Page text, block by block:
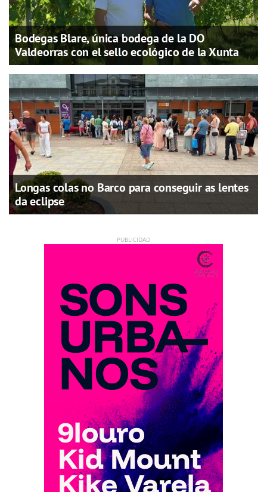
Bodegas Blare, única bodega de la DO
Valdeorras con el sello ecológico de la Xunta
Longas colas no Barco para conseguir as lentes
da eclipse